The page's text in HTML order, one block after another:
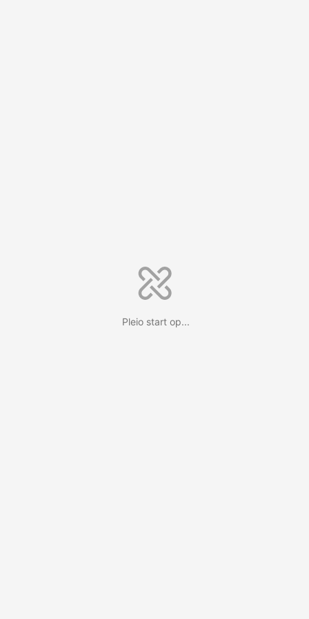
Pleio start op...